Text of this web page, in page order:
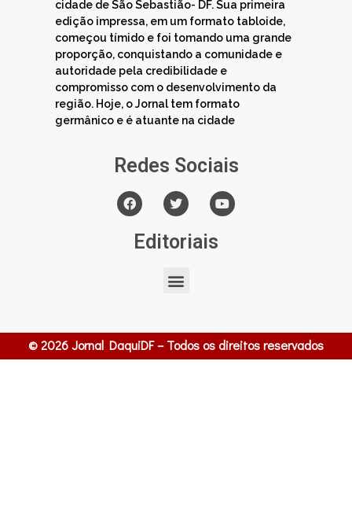
cidade de São Sebastião- DF. Sua primeira
edição impressa, em um formato tabloide,
começou tímido e foi tomando uma grande
proporção, conquistando a comunidade e
autoridade pela credibilidade e
compromisso com o desenvolvimento da
região. Hoje, o Jornal tem formato
germânico e é atuante na cidade
Redes Sociais
Editoriais
© 2026 Jornal DaquiDF – Todos os direitos reservados